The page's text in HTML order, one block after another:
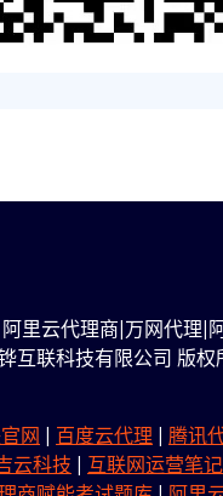
里云代理商|万网代理|
互联科技有限公司 版权
网 百度云代理 腾讯
云科技 互联网运营笔记